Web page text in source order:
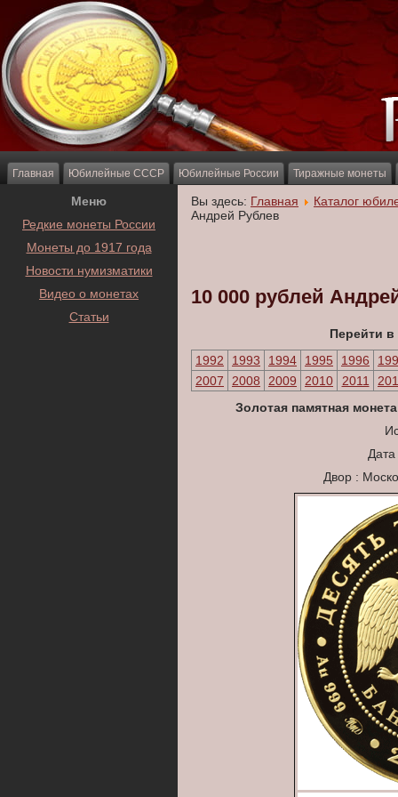
Главная Юбилейные СССР Юбилейные России Тиражные монеты
Меню
Редкие монеты России
Монеты до 1917 года
Новости нумизматики
Видео о монетах
Статьи
Вы здесь: Главная
Каталог
Андрей Рублев
10 000 рублей
Перейти в
1992
1993 1994 1995 1996
2007
2008 2009 2010 2011
Золотая памятная
Двор :